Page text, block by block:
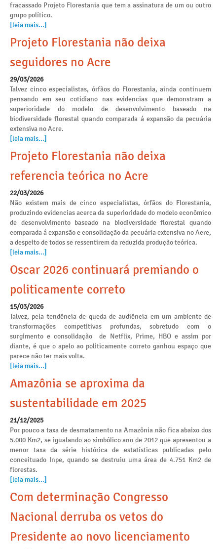
fracassado Projeto Florestania que tem a assinatura de um ou outro
grupo político.
[leia mais...]
Projeto Florestania não deixa
seguidores no Acre
29/03/2026
Talvez cinco especialistas, órfãos do Florestania, ainda continuem
pensando em seu cotidiano nas evidencias que demonstram a
superioridade do modelo de desenvolvimento baseado na
biodiversidade florestal quando comparada á expansão da pecuária
extensiva no Acre.
[leia mais...]
Projeto Florestania não deixa
referencia teórica no Acre
22/03/2026
Não existem mais de cinco especialistas, órfãos do Florestania,
produzindo evidencias acerca da superioridade do modelo econômico
de desenvolvimento baseado na biodiversidade florestal quando
comparada á expansão e consolidação da pecuária extensiva no Acre,
a despeito de todos se ressentirem da reduzida produção teórica.
[leia mais...]
Oscar 2026 continuará premiando o
politicamente correto
15/03/2026
Talvez, pela tendência de queda de audiência em um ambiente de
transformações competitivas profundas, sobretudo com o
surgimento e consolidação de Netflix, Prime, HBO e assim por
diante, é que o apelo ao politicamente correto ganhou espaço que
parece não ter mais volta.
[leia mais...]
Amazônia se aproxima da
sustentabilidade em 2025
21/12/2025
Por pouco a taxa de desmatamento na Amazônia não fica abaixo dos
5.000 Km2, se igualando ao simbólico ano de 2012 que apresentou a
menor taxa da série histórica de estatísticas publicadas pelo
conceituado Inpe, quando se destruiu uma área de 4.751 Km2 de
florestas.
[leia mais...]
Com determinação Congresso
Nacional derruba os vetos do
Presidente ao novo licenciamento